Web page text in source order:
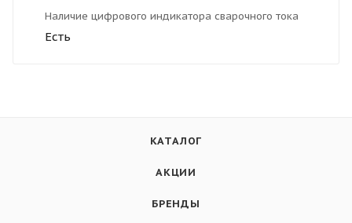
Наличие цифрового индикатора сварочного тока
Есть
КАТАЛОГ
АКЦИИ
БРЕНДЫ